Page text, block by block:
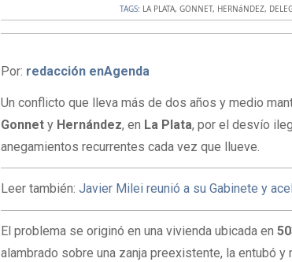
TAGS: LA PLATA,GONNET, HERNáNDEZ,
Por: redacción enAgenda
Un conflicto que lleva más de dos años y medio
Gonnet y Hernández, en La Plata, por el desvío
anegamientos recurrentes cada vez que llueve.
Leer también:Javier Milei reunió a su Gabinete y
El problema se originó en una vivienda ubicada en
alambrado sobre una zanja preexistente, la entubó